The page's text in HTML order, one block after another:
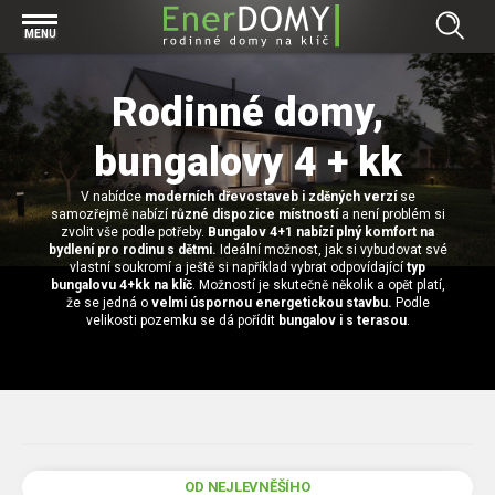
MENU
Prohlížet vše v kategorii Bungalovy
Concept
Exclusive
Effective
Economy
Prohlížet vše v kategorii Projekty
Individuální projekty
Typové řešení
Prohlížet vše v kategorii Technologie
Základová deska
Technologie domu
Zděné domy na klíč
Dřevostavby
Prohlížet vše v kategorii Kontakt
Pracovní pozice
Bezpečnost a ochrana osobních údajů
Prohlížet vše v kategorii Magazín
Financování výstavby rodinného domu
Přízemní rodinné domy
RD Zhoř u Jihlavy
Video EnerDOMY s.r.o.
Rodinné domy,
bungalovy 4 + kk
V nabídce moderních dřevostaveb i zděných verzíse
samozřejmě nabízí různé dispozice místnostía není problém si
zvolit vše podle potřeby. Bungalov 4+1 nabízí plný komfort na
bydlení pro rodinu s dětmi. Ideální možnost, jak si vybudovat své
vlastní soukromí a ještě si například vybrat odpovídající typ
bungalovu 4+kk na klíč. Možností je skutečně několik a opět platí,
že se jedná o velmi úspornou energetickou stavbu. Podle
velikosti pozemku se dá pořídit bungalov i s terasou.
OD NEJLEVNĚŠÍHO